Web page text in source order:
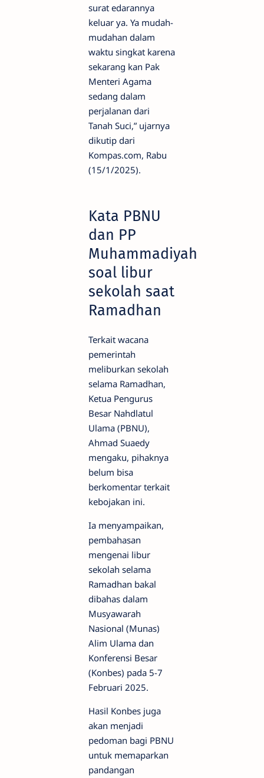
surat edarannya
keluar ya. Ya mudah-
mudahan dalam
waktu singkat karena
sekarang kan Pak
Menteri Agama
sedang dalam
perjalanan dari
Tanah Suci,” ujarnya
dikutip dari
Kompas.com, Rabu
(15/1/2025).
Kata PBNU
dan PP
Muhammadiyah
soal libur
sekolah saat
Ramadhan
Terkait wacana
pemerintah
meliburkan sekolah
selama Ramadhan,
Ketua Pengurus
Besar Nahdlatul
Ulama (PBNU),
Ahmad Suaedy
mengaku, pihaknya
belum bisa
berkomentar terkait
kebojakan ini.
Ia menyampaikan,
pembahasan
mengenai libur
sekolah selama
Ramadhan bakal
dibahas dalam
Musyawarah
Nasional (Munas)
Alim Ulama dan
Konferensi Besar
(Konbes) pada 5-7
Februari 2025.
Hasil Konbes juga
akan menjadi
pedoman bagi PBNU
untuk memaparkan
pandangan